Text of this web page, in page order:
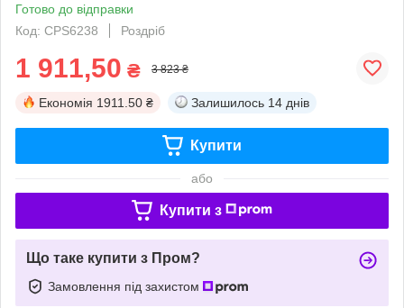
Готово до відправки
Код: СРS6238
Роздріб
1 911,50 ₴ 3 823 ₴
Економія 1911.50 ₴ Залишилось 14 днів
Купити
або
Купити з
Що таке купити з Пром?
Замовлення під захистом